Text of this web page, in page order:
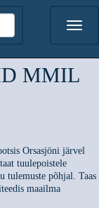
MMIL
Orsasjöni järvel
tuulepoistele
tulemuste põhjal. Taas
maailma